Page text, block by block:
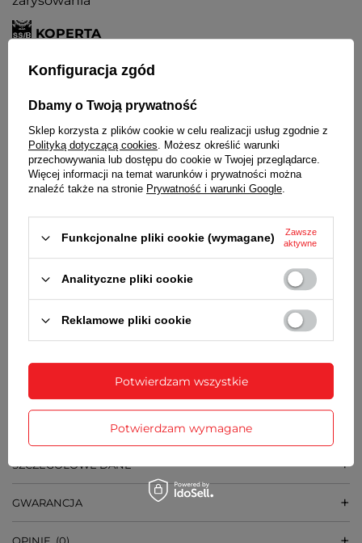
KOPERTA
PASEK
Skórzany
BATERIA
Czas działania zegarka bez konieczności wymiany
baterii - 3 lata
MECHANIZM
ŚREDNICA KOPERTY
GRUBOŚĆ KOPERTY
ŚREDNICA SZKIEŁKA
SZEROKOŚĆ PASKA
WAGA
SZCZEGÓŁOWE DANE
GWARANCJA
Konfiguracja zgód
Dbamy o Twoją prywatność
Sklep korzysta z plików cookie w celu realizacji usług zgodnie z
Polityką dotyczącą cookies. Możesz określić warunki
przechowywania lub dostępu do cookie w Twojej przeglądarce.
Więcej informacji na temat warunków i prywatności można
znaleźć także na stronie Prywatność i warunki Google.
Funkcjonalne pliki cookie (wymagane)
Zawsze
aktywne
Analityczne pliki cookie
Reklamowe pliki cookie
Potwierdzam wymagane
Potwierdzam wszystkie